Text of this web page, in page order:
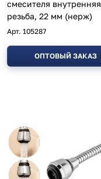
смесителя внутренняя
резьба, 22 мм (нерж)
Арт. 105287
ОПТОВЫЙ ЗАКАЗ